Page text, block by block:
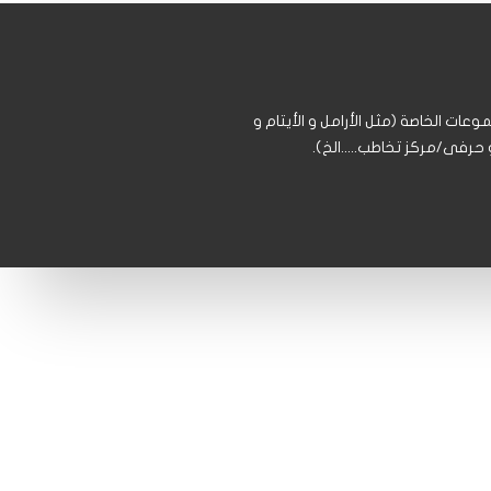
الخاصة (مثل الأرامل و الأيتام و
مركز تخاطب.....الخ).